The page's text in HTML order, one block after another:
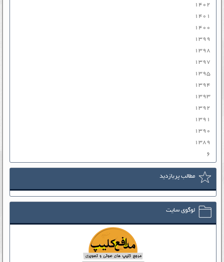
۱۴۰۲
۱۴۰۱
۱۴۰۰
۱۳۹۹
۱۳۹۸
۱۳۹۷
۱۳۹۵
۱۳۹۴
۱۳۹۳
۱۳۹۲
۱۳۹۱
۱۳۹۰
۱۳۸۹
۶
مطالب پربازدید
لوگوی سایت